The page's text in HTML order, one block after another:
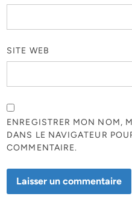
SITE WEB
ENREGISTRER MON NOM,
DANS LE NAVIGATEUR
COMMENTAIRE.